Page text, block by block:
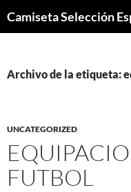
Camiseta Selección
Archivo de la etiqueta:
UNCATEGORIZED
FUTBOL